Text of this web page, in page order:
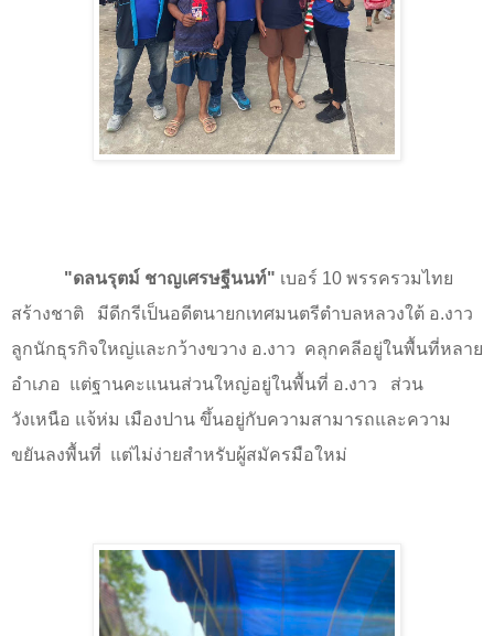
"ดลนรุตม์ ชาญเศรษฐีนนท์" เบอร์ 10 พรรครวมไทย
สร้างชาติ
มีดีกรีเป็นอดีตนายกเทศมนตรีตำบลหลวงใต้ อ.งาว
ลูกนักธุรกิจใหญ่และกว้างขวาง อ.งาว คลุกคลีอยู่ในพื้นที่หลาย
อำเภอ แต่ฐานคะแนนส่วนใหญ่อยู่ในพื้นที่ อ.งาว
ส่วน
วังเหนือ แจ้ห่ม เมืองปาน ขึ้นอยู่กับความสามารถและความ
ขยันลงพื้นที่ แต่ไม่ง่ายสำหรับผู้สมัครมือใหม่